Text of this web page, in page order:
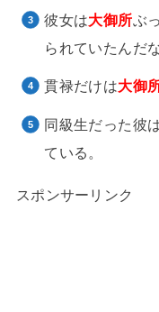
彼女は大御所ぶ
られていたんだな
貫禄だけは大御
同級生だった彼
ている。
スポンサーリンク